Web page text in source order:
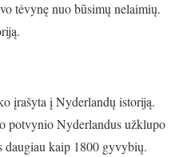
tėvynę nuo būsimų nelaimių.
įrašyta į Nyderlandų istoriją.
potvynio Nyderlandus užklupo
daugiau kaip 1800 gyvybių.